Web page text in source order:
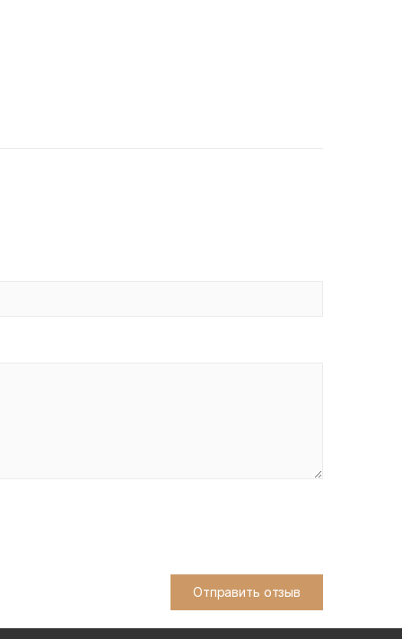
Отправить отзыв